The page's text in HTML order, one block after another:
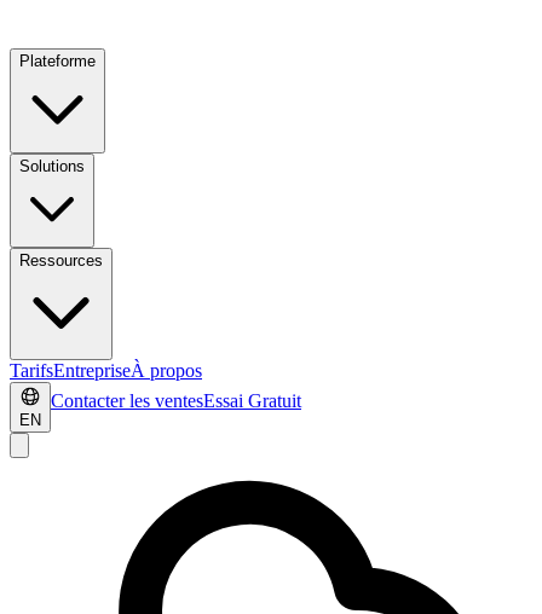
Plateforme
Solutions
Ressources
TarifsEntrepriseÀ propos
EN
Contacter les ventesEssai Gratuit